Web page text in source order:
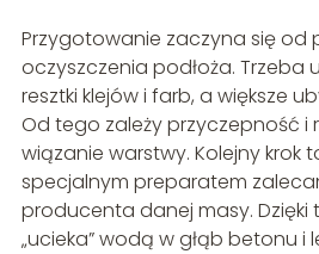
Przygotowanie zaczyna się od
oczyszczenia podłoża. Trzeba
resztki klejów i farb, a większe
Od tego zależy przyczepność i
wiązanie warstwy. Kolejny krok
specjalnym preparatem
producenta danej masy. Dzięki
„ucieka” wodą w głąb betonu i